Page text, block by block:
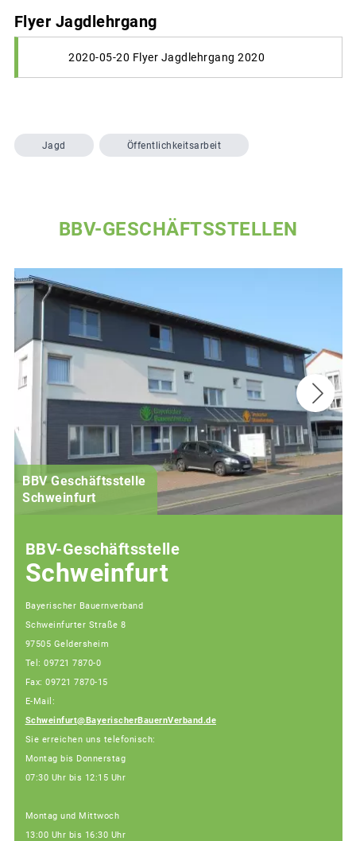
Flyer Jagdlehrgang
2020-05-20 Flyer Jagdlehrgang 2020
Jagd Öffentlichkeitsarbeit
BBV-GESCHÄFTSSTELLEN
BBV Geschäftsstelle
Schweinfurt
BBV-Geschäftsstelle
Schweinfurt
Bayerischer Bauernverband
Schweinfurter Straße 8
97505 Geldersheim
Tel: 09721 7870-0
Fax: 09721 7870-15
E-Mail:
Schweinfurt@BayerischerBauernVerband.de
Sie erreichen uns telefonisch:
Montag bis Donnerstag
07:30 Uhr bis 12:15 Uhr
Montag und Mittwoch
13:00 Uhr bis 16:30 Uhr